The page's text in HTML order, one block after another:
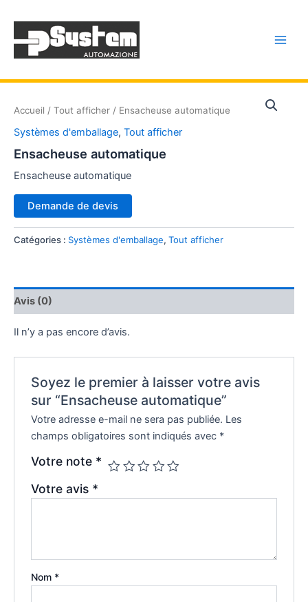
contenu
Accueil / Tout afficher / Ensacheuse automatique
Systèmes d'emballage, Tout afficher
Ensacheuse automatique
Ensacheuse automatique
Demande de devis
Catégories : Systèmes d'emballage, Tout afficher
Avis (0)
Il n’y a pas encore d’avis.
Soyez le premier à laisser votre avis
sur “Ensacheuse automatique”
Votre adresse e-mail ne sera pas publiée. Les
champs obligatoires sont indiqués avec *
Votre note *
Votre avis *
Nom *